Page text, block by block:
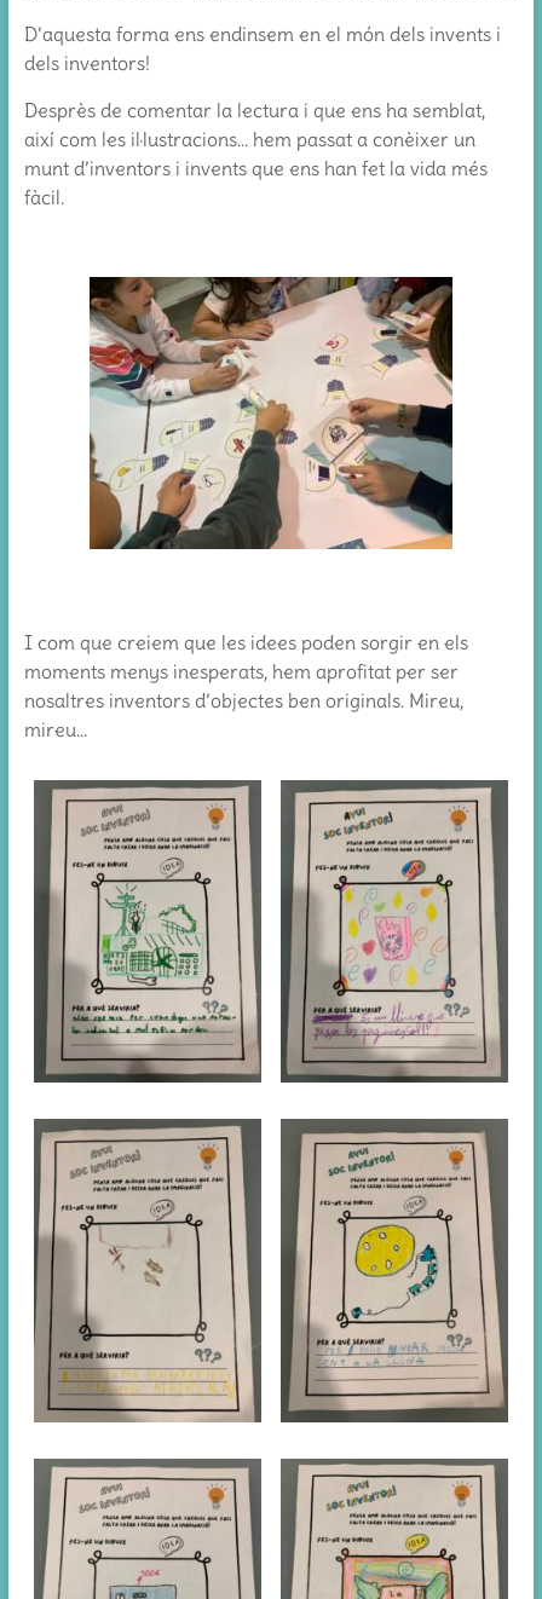
D’aquesta forma ens endinsem en el món dels invents i
dels inventors!
Desprès de comentar la lectura i que ens ha semblat,
així com les il·lustracions… hem passat a conèixer un
munt d’inventors i invents que ens han fet la vida més
fàcil.
I com que creiem que les idees poden sorgir en els
moments menys inesperats, hem aprofitat per ser
nosaltres inventors d’objectes ben originals. Mireu,
mireu…